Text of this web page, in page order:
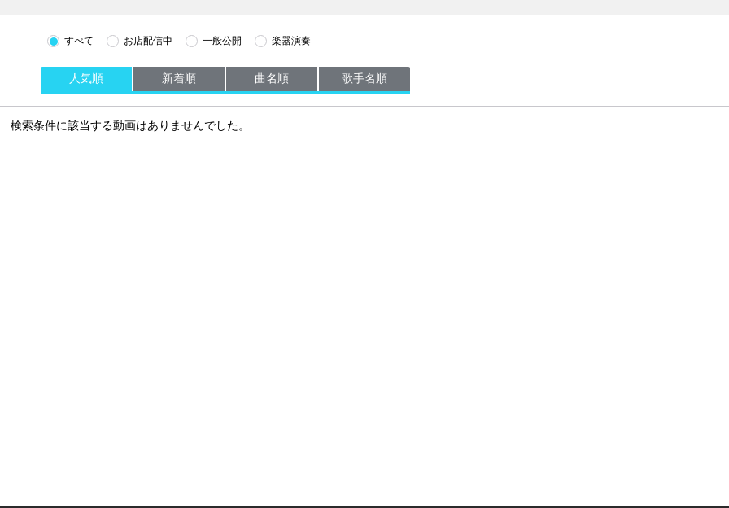
すべて お店配信中 一般公開 楽器演奏
人気順 新着順 曲名順 歌手名順
検索条件に該当する動画はありませんでした。